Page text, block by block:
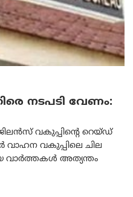
നടപടി വേണം:
വകുപ്പിന്റെ റെയ്‌ഡ്‌
വാഹന വകുപ്പിലെ ചില
വാർത്തകൾ അത്യന്തം